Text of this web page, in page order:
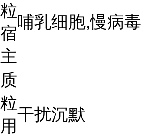
粒
宿
主
哺乳细胞,慢病毒
质
粒
用
干扰沉默